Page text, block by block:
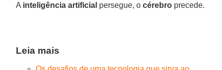
A inteligência artificial persegue, océrebro precede.
Leia mais